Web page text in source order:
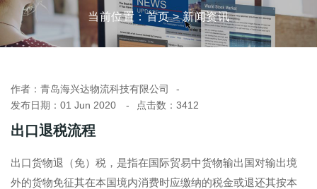
当前位置：首页>新闻资讯
作者： 青岛海兴达物流科技有限公司
发布日期：01 Jun 2020
点击数： 3412
出口退税流程
出口货物退（免）税，是指在国际贸易中货物输出国对输出境
外的货物免征其在本国境内消费时应缴纳的税金或退还其按本